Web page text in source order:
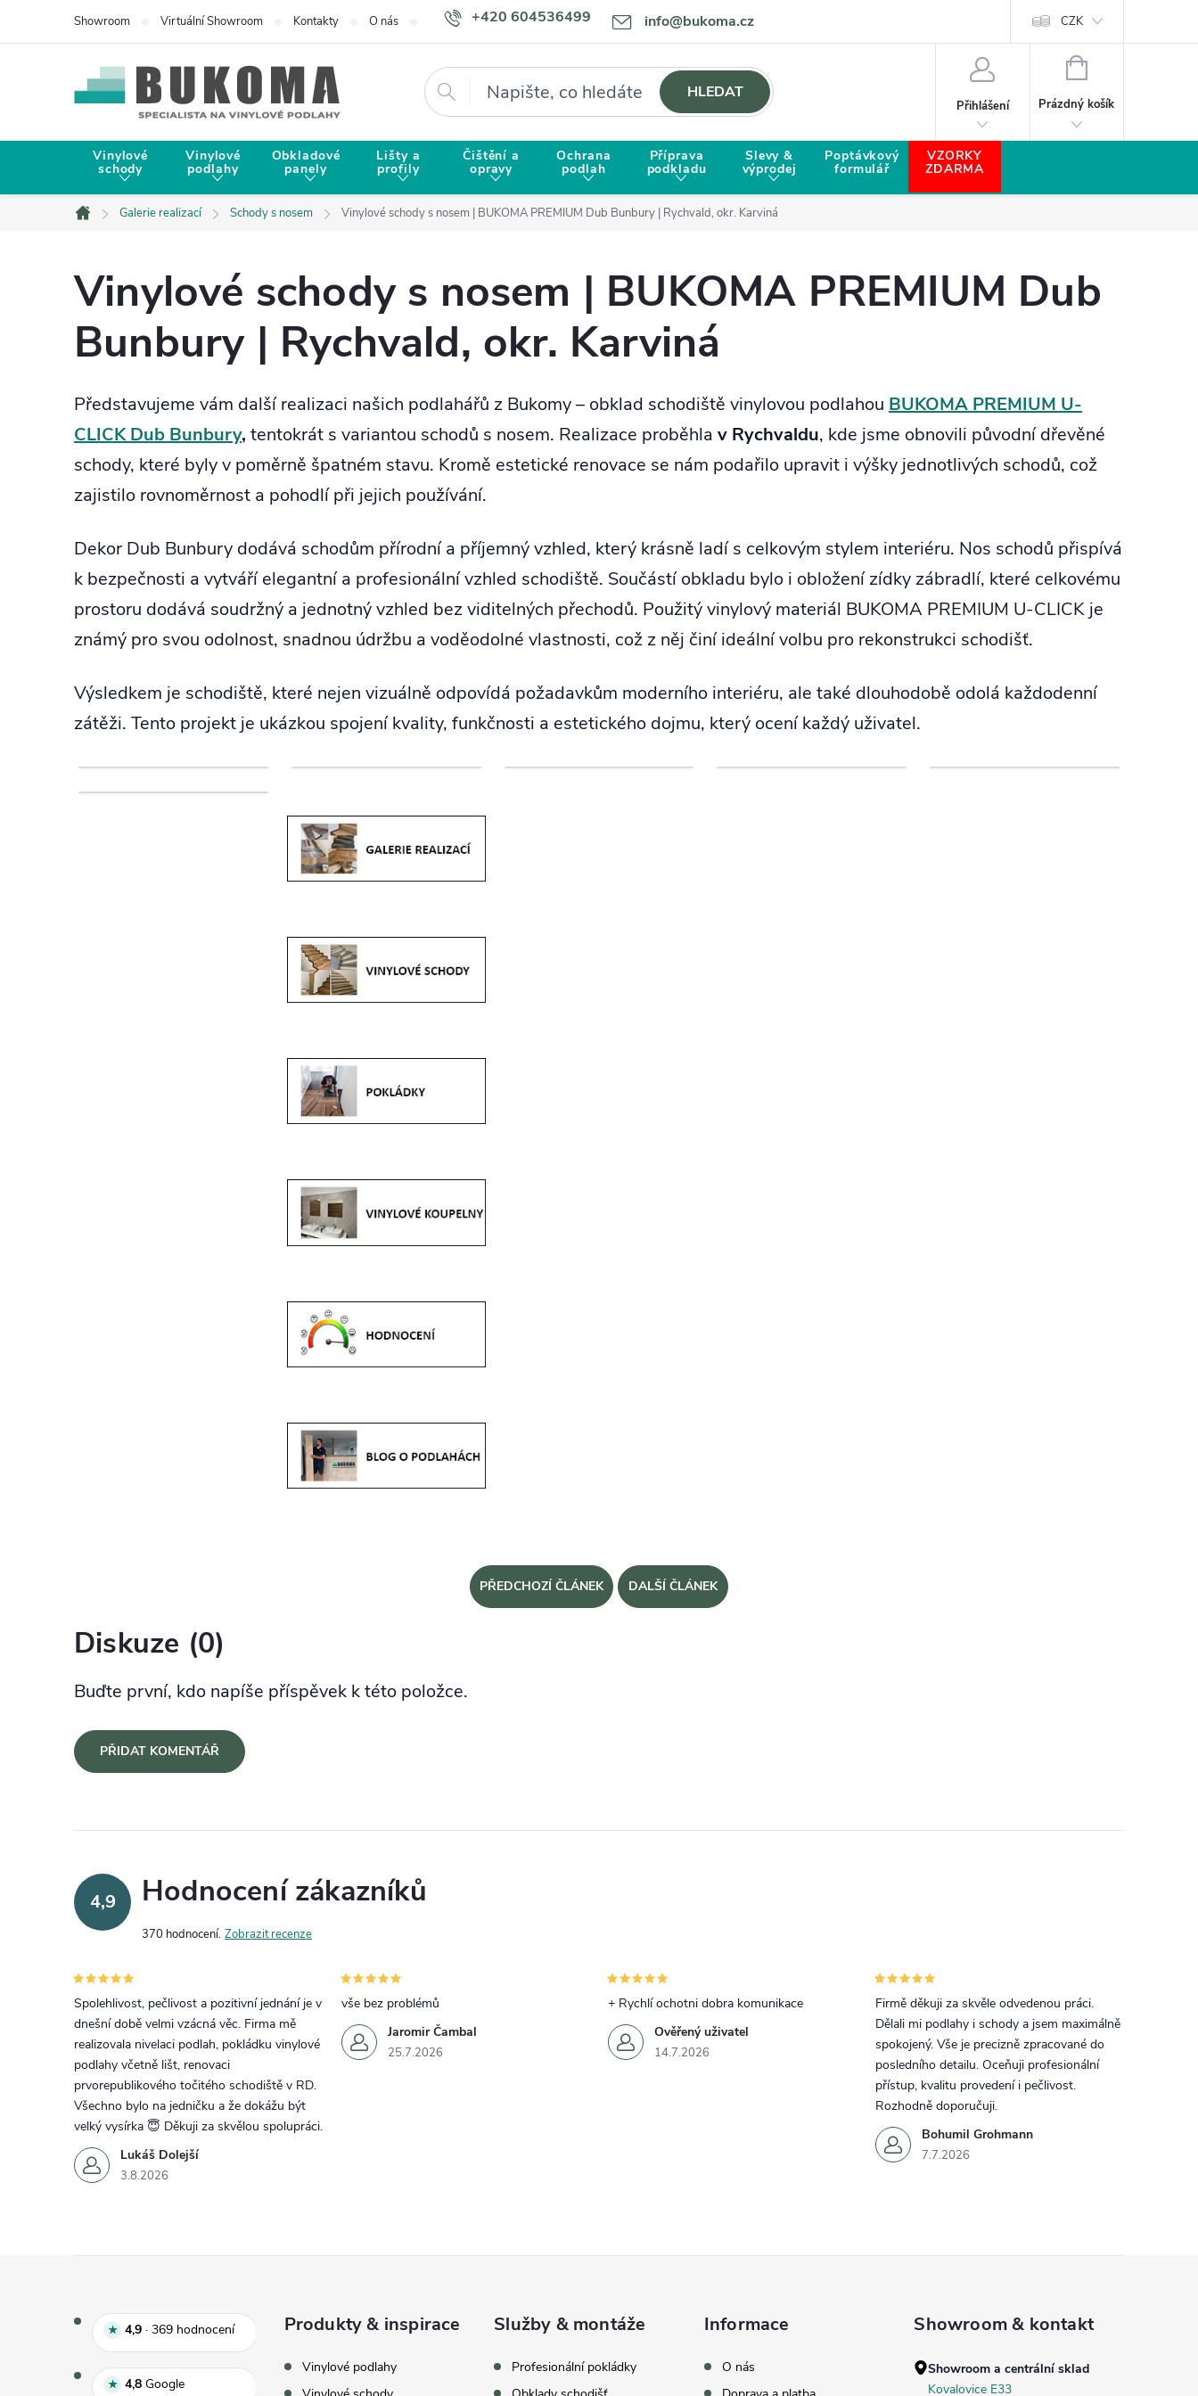
+420 604536499 info@bukoma.cz
Showroom Virtuální Showroom Kontakty O nás Doprava a platba Proč zvolit BUKOMU? CZK
Hledat HLEDAT
Přihlášení
NÁKUPNÍ KOŠÍK
Prázdný košík
Vinylové
schody
Vinylové
podlahy
Obkladové
panely
Lišty a
profily
Čištění a
opravy
Ochrana
podlah
Příprava
podkladu
Slevy &
výprodej
Poptávkový
formulář
VZORKY
ZDARMA
Domů
Galerie realizací Schody s nosem Vinylové schody s nosem | BUKOMA PREMIUM Dub Bunbury | Rychvald, okr. Karviná
Vinylové schody s nosem | BUKOMA PREMIUM Dub
Bunbury | Rychvald, okr. Karviná
Představujeme vám další realizaci našich podlahářů z Bukomy – obklad schodiště vinylovou podlahou BUKOMA PREMIUM U-
CLICK Dub Bunbury, tentokrát s variantou schodů s nosem. Realizace proběhla v Rychvaldu, kde jsme obnovili původní dřevěné
schody, které byly v poměrně špatném stavu. Kromě estetické renovace se nám podařilo upravit i výšky jednotlivých schodů, což
zajistilo rovnoměrnost a pohodlí při jejich používání.
Dekor Dub Bunbury dodává schodům přírodní a příjemný vzhled, který krásně ladí s celkovým stylem interiéru. Nos schodů přispívá
k bezpečnosti a vytváří elegantní a profesionální vzhled schodiště. Součástí obkladu bylo i obložení zídky zábradlí, které celkovému
prostoru dodává soudržný a jednotný vzhled bez viditelných přechodů. Použitý vinylový materiál BUKOMA PREMIUM U-CLICK je
známý pro svou odolnost, snadnou údržbu a voděodolné vlastnosti, což z něj činí ideální volbu pro rekonstrukci schodišť.
Výsledkem je schodiště, které nejen vizuálně odpovídá požadavkům moderního interiéru, ale také dlouhodobě odolá každodenní
zátěži. Tento projekt je ukázkou spojení kvality, funkčnosti a estetického dojmu, který ocení každý uživatel.
PŘEDCHOZÍ ČLÁNEK DALŠÍ ČLÁNEK
Diskuze (0)
Buďte první, kdo napíše příspěvek k této položce.
PŘIDAT KOMENTÁŘ
4,9 Hodnocení zákazníků
370 hodnocení Zobrazit recenze
Lukáš Dolejší
3.8.2026
Spolehlivost, pečlivost a pozitivní jednání je v
dnešní době velmi vzácná věc. Firma mě
realizovala nivelaci podlah, pokládku vinylové
podlahy včetně lišt, renovaci
prvorepublikového točitého schodiště v RD.
Všechno bylo na jedničku a že dokážu být
velký vysírka 😇 Děkuji za skvělou spolupráci.
Jaromir Čambal
25.7.2026
vše bez problémů
Ověřený uživatel
14.7.2026
+ Rychlí ochotni dobra komunikace
Bohumil Grohmann
7.7.2026
Firmě děkuji za skvěle odvedenou práci.
Dělali mi podlahy i schody a jsem maximálně
spokojený. Vše je precizně zpracované do
posledního detailu. Oceňuji profesionální
přístup, kvalitu provedení i pečlivost.
Rozhodně doporučuji.
★ 4,9 · 369 hodnoceníHodnocení e‑shopu 4,9 z 5, celkem369hodnocení
★ 4,8 GoogleHodnocení Google 4,8 z 5
Produkty & inspirace
Vinylové podlahy
Služby & montáže
Profesionální pokládky
Informace
O nás
Showroom & kontakt
Showroom a centrální sklad
Kovalovice E33